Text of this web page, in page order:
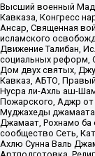
Высший военный
Кавказа, Конгресс
Ансар, Священная
исламского
Движение Талибан,
социальных реформ,
Дом двух святых,
Кавказ, АБТО,
Нусра ли-Ахль аш-
Пожарского, Аджр от
Муджахеды джамаата
Джамаат, Рохнамо ба
сообщество Сеть,
Ахлю Сунна Валь